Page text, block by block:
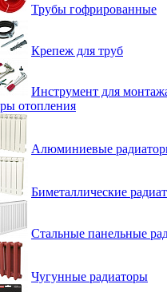
Трубы гофрированные
Крепеж для труб
Инструмент для
отопления
Алюминиевые
Биметаллические
Стальные панельные
Чугунные радиаторы